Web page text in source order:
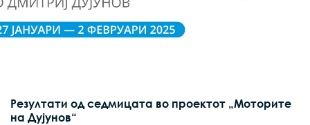
Резултати од седмицата во проектот „Моторите
на Дујунов“